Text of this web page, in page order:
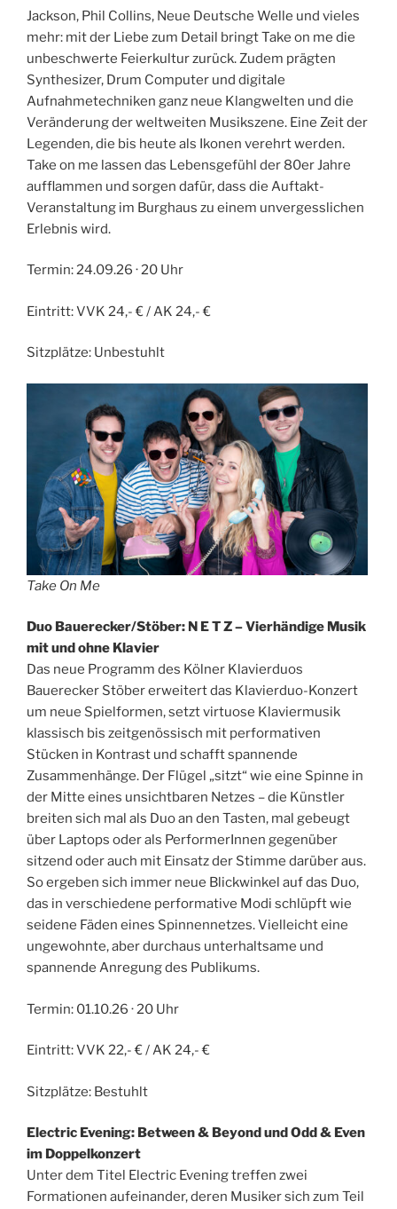
Jackson, Phil Collins, Neue Deutsche Welle und vieles
mehr: mit der Liebe zum Detail bringt Take on me die
unbeschwerte Feierkultur zurück. Zudem prägten
Synthesizer, Drum Computer und digitale
Aufnahmetechniken ganz neue Klangwelten und die
Veränderung der weltweiten Musikszene. Eine Zeit der
Legenden, die bis heute als Ikonen verehrt werden.
Take on me lassen das Lebensgefühl der 80er Jahre
aufflammen und sorgen dafür, dass die Auftakt-
Veranstaltung im Burghaus zu einem unvergesslichen
Erlebnis wird.
Termin: 24.09.26 · 20 Uhr
Eintritt: VVK 24,- € / AK 24,- €
Sitzplätze: Unbestuhlt
Take On Me
Duo Bauerecker/Stöber: N E T Z – Vierhändige Musik
mit und ohne Klavier
Das neue Programm des Kölner Klavierduos
Bauerecker Stöber erweitert das Klavierduo-Konzert
um neue Spielformen, setzt virtuose Klaviermusik
klassisch bis zeitgenössisch mit performativen
Stücken in Kontrast und schafft spannende
Zusammenhänge. Der Flügel „sitzt“ wie eine Spinne in
der Mitte eines unsichtbaren Netzes – die Künstler
breiten sich mal als Duo an den Tasten, mal gebeugt
über Laptops oder als PerformerInnen gegenüber
sitzend oder auch mit Einsatz der Stimme darüber aus.
So ergeben sich immer neue Blickwinkel auf das Duo,
das in verschiedene performative Modi schlüpft wie
seidene Fäden eines Spinnennetzes. Vielleicht eine
ungewohnte, aber durchaus unterhaltsame und
spannende Anregung des Publikums.
Termin: 01.10.26 · 20 Uhr
Eintritt: VVK 22,- € / AK 24,- €
Sitzplätze: Bestuhlt
Electric Evening: Between & Beyond und Odd & Even
im Doppelkonzert
Unter dem Titel Electric Evening treffen zwei
Formationen aufeinander, deren Musiker sich zum Teil